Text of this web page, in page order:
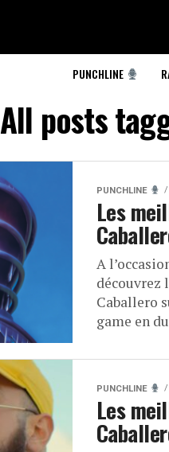
PUNCHLINE
All posts
PUNCHLINE
Les
A
découvrez
Caballero
game en
PUNCHLINE
Les